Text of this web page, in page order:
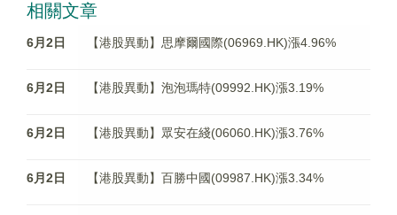
相關文章
6月2日 【港股異動】思摩爾國際(06969.HK)漲4.96%
6月2日 【港股異動】泡泡瑪特(09992.HK)漲3.19%
6月2日 【港股異動】眾安在綫(06060.HK)漲3.76%
6月2日 【港股異動】百勝中國(09987.HK)漲3.34%